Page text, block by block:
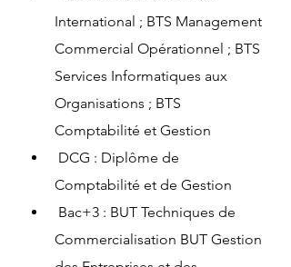
International ; BTS Management
Commercial Opérationnel ; BTS
Services Informatiques aux
Organisations ; BTS
Comptabilité et Gestion
DCG : Diplôme de
Comptabilité et de Gestion
Bac+3 : BUT Techniques de
Commercialisation BUT Gestion